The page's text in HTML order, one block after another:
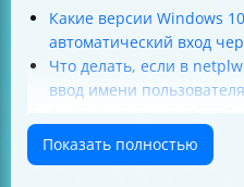
Какие версии Windows
автоматический вход
Что делать, если в
ввод имени
Как убрать пароль через
Как использовать
Показать полностью